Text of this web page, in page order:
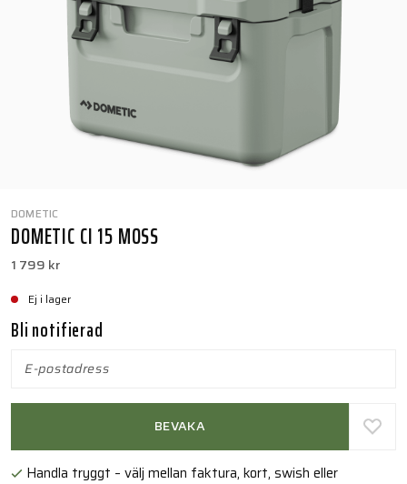
DOMETIC
DOMETIC CI 15 MOSS
1 799 kr
Ej i lager
Bli notifierad
BEVAKA
Handla tryggt – välj mellan faktura, kort, swish eller